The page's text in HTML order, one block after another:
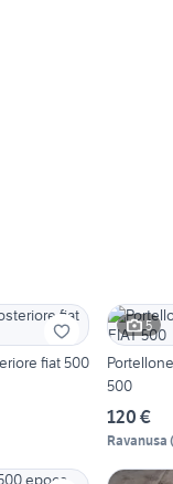
fiat 500
5
500
120 €
Ravanusa